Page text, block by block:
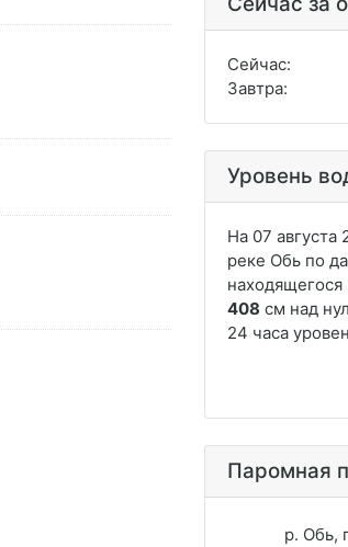
Сейчас:
Завтра:
Уровень
Паромная
р. Обь,